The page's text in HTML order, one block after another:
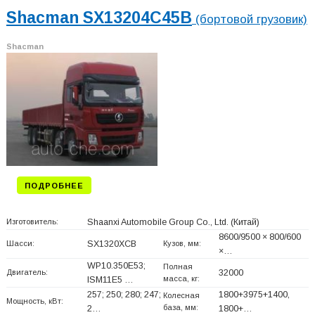
Shacman SX13204C45B (бортовой грузовик)
Shacman
ПОДРОБНЕЕ
Изготовитель: Shaanxi Automobile Group Co., Ltd. (Китай)
Шасси: SX1320XCB Кузов, мм:
8600/9500 × 800/600
×…
Двигатель:
WP10.350E53;
ISM11E5 …
Полная
масса, кг:
32000
Мощность, кВт:
257; 250; 280; 247;
2…
Колесная
база, мм:
1800+3975+1400,
1800+…